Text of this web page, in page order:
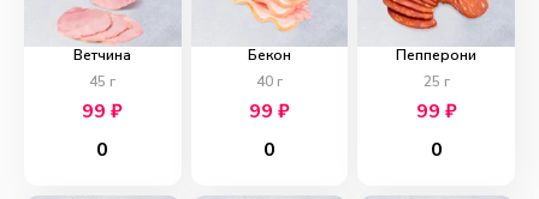
Ветчина
45 г
99₽
0
Бекон
40г
99 ₽
0
Пепперони
25 г
99 ₽
0